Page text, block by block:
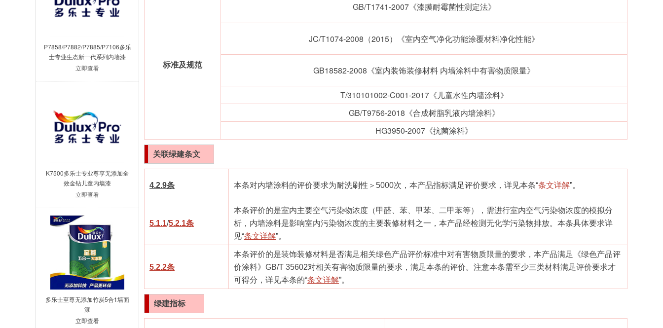
标准及规范
GB/T1741-2007《漆膜耐霉菌性测定法》
JC/T1074-2008（2015）《室内空气净化功能涂覆材料净化性能》
GB18582-2008《室内装饰装修材料 内墙涂料中有害物质限量》
T/310101002-C001-2017《儿童水性内墙涂料》
GB/T9756-2018《合成树脂乳液内墙涂料》
HG3950-2007《抗菌涂料》
关联绿建条文
4.2.9条 本条对内墙涂料的评价要求为耐洗刷性＞5000次，本产品指标满足评价要求，详见本条“条文详解”。
5.1.1/5.2.1条
本条评价的是室内主要空气污染物浓度（甲醛、苯、甲苯、二甲苯等），需进行室内空气污染物浓度的模拟分
析，内墙涂料是影响室内污染物浓度的主要装修材料之一，本产品经检测无化学污染物排放。本条具体要求详
见“条文详解”。
5.2.2条
本条评价的是装饰装修材料是否满足相关绿色产品评价标准中对有害物质限量的要求，本产品满足《绿色产品评
价涂料》GB/T 35602对相关有害物质限量的要求，满足本条的评价。注意本条需至少三类材料满足评价要求才
可得分，详见本条的“条文详解”。
绿建指标
P7858/P7882/P7885/P7106多乐
士专业生态新一代系列内墙漆
立即查看
K7500多乐士专业尊享无添加全
效金钻儿童内墙漆
立即查看
多乐士至尊无添加竹炭5合1墙面
漆
立即查看